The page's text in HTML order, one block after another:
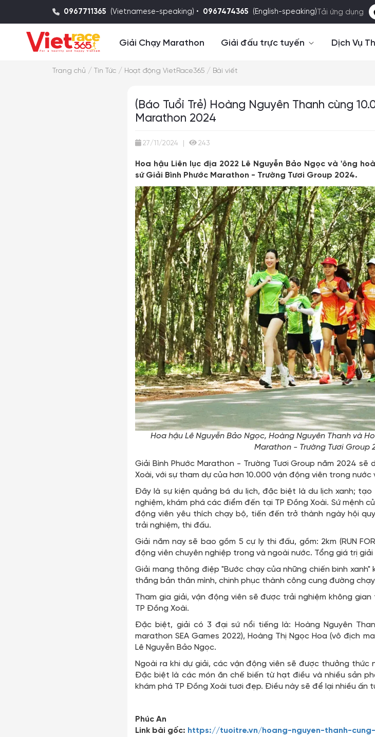
0967711365 (Vietnamese-speaking) • 0967474365 (English-speaking) Tải ứng dụng
Giải Chạy Marathon Giải đấu trực tuyến Dịch Vụ
Trang chủ / Tin Tức / Hoạt động VietRace365 / Bài viết
(Báo Tuổi Trẻ) Hoàng Nguyên Thanh cùng
Marathon 2024
27/11/2024 | 243
Hoa hậu Liên lục địa 2022 Lê Nguyễn Bảo Ngọc và 'ông
sứ Giải Bình Phước Marathon - Trường Tươi Group 2024.
Hoa hậu Lê Nguyễn Bảo Ngọc, Hoàng Nguyên Thanh và
Marathon - Trường Tươi Group
Giải Bình Phước Marathon - Trường Tươi Group năm 2024 sẽ
Xoài, với sự tham dự của hơn 10.000 vận động viên trong nước
Đây là sự kiện quảng bá du lịch, đặc biệt là du lịch xanh;
nghiệm, khám phá các điểm đến tại TP Đồng Xoài. Sứ mệnh
động viên yêu thích chạy bộ, tiến đến trở thành ngày hội
trải nghiệm, thi đấu.
Giải năm nay sẽ bao gồm 5 cự ly thi đấu, gồm: 2km (RUN
động viên chuyên nghiệp trong và ngoài nước. Tổng giá trị
Giải mang thông điệp "Bước chạy của những chiến binh
thắng bản thân mình, chinh phục thành công cung đường
Tham gia giải, vận động viên sẽ được trải nghiệm không
TP Đồng Xoài.
Đặc biệt, giải có 3 đại sứ nổi tiếng là: Hoàng Nguyên
marathon SEA Games 2022), Hoàng Thị Ngọc Hoa (vô địch
Lê Nguyễn Bảo Ngọc.
Ngoài ra khi dự giải, các vận động viên sẽ được thưởng thức
Đặc biệt là các món ăn chế biến từ hạt điều và nhiều sản
khám phá TP Đồng Xoài tươi đẹp. Điều này sẽ để lại nhiều ấn
Phúc An
Link bài gốc: https://tuoitre.vn/hoang-nguyen-thanh-